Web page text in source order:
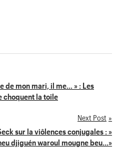
de mon mari, il me… » : Les
choquent la toile
Next Post
sur la viôlences conjugales : »
djiguén waroul mougne beu…»